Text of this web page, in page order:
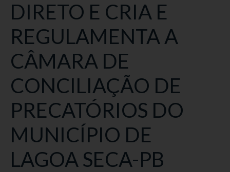
DIRETO E CRIA E
REGULAMENTA A
CÂMARA DE
CONCILIAÇÃO DE
PRECATÓRIOS DO
MUNICÍPIO DE
LAGOA SECA-PB